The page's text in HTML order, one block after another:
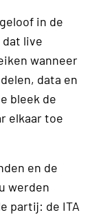
in de
live
wanneer
data en
bleek de
elkaar toe
en de
werden
partij: de ITA